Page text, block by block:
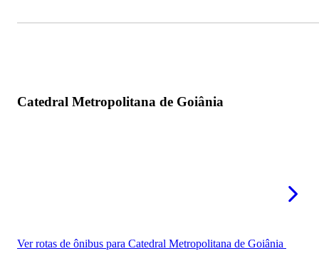
Catedral Metropolitana de Goiânia
Ver rotas de ônibus para Catedral Metropolitana de Goiânia